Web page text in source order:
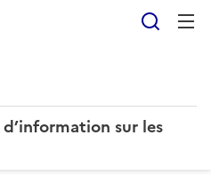
sur les